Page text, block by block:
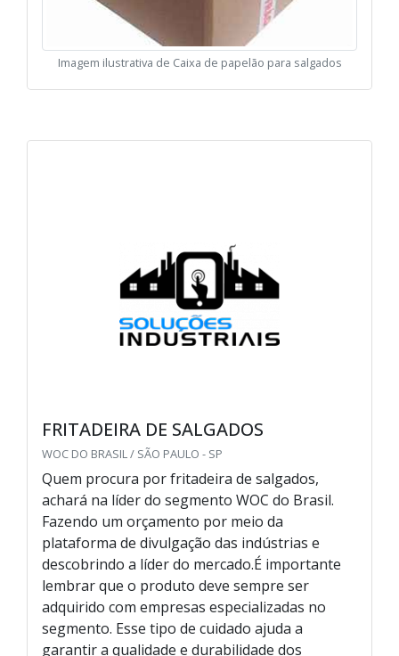
Imagem ilustrativa de Caixa de papelão para salgados
FRITADEIRA DE SALGADOS
WOC DO BRASIL / SÃO PAULO - SP
Quem procura por fritadeira de salgados,
achará na líder do segmento WOC do Brasil.
Fazendo um orçamento por meio da
plataforma de divulgação das indústrias e
descobrindo a líder do mercado.É importante
lembrar que o produto deve sempre ser
adquirido com empresas especializadas no
segmento. Esse tipo de cuidado ajuda a
garantir a qualidade e durabilidade dos